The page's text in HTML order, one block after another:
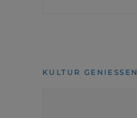
KULTUR GENIESSEN